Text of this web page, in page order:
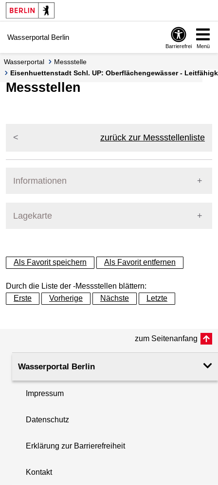
Springe zur Navigation
Springe zum Inhalt
Wasserportal Berlin
Barrierefrei Menü
Wasserportal
Messstelle
Eisenhuettenstadt Schl. UP: Oberflächengewässer -
Messstellen
zurück zur Messstellenliste
Informationen
Lagekarte
+
−
+
Als Favorit speichern Als Favorit entfernen
Durch die Liste der -Messstellen blättern:
Erste
Vorherige Nächste Letzte
zum Seitenanfang
Wasserportal Berlin
Impressum
Datenschutz
Erklärung zur Barrierefreiheit
Kontakt